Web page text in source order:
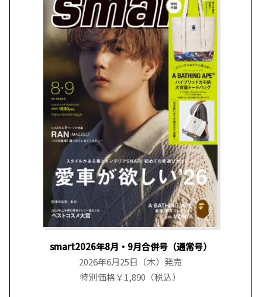
smart2026年8月・9月合併号（通常号）
2026年6月25日（木）発売
特別価格￥1,890（税込）